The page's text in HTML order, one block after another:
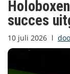
succes
10 juli 2026